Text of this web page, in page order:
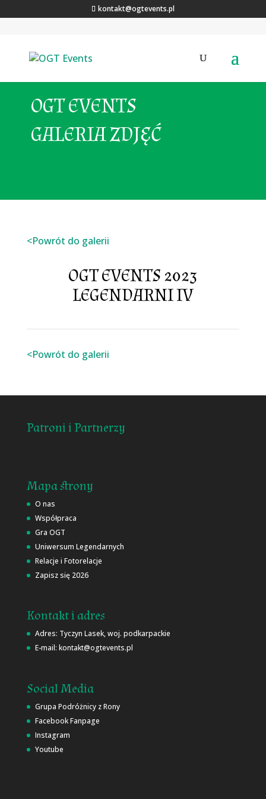
kontakt@ogtevents.pl
OGT EVENTS
GALERIA ZDJĘĆ
<Powrót do galerii
OGT EVENTS 2023
LEGENDARNI IV
<Powrót do galerii
Patroni i Partnerzy
Mapa strony
O nas
Współpraca
Gra OGT
Uniwersum Legendarnych
Relacje i Fotorelacje
Zapisz się 2026
Kontakt i adres
Adres: Tyczyn Lasek, woj. podkarpackie
E-mail: kontakt@ogtevents.pl
Social Media
Grupa Podróżnicy z Rony
Facebook Fanpage
Instagram
Youtube